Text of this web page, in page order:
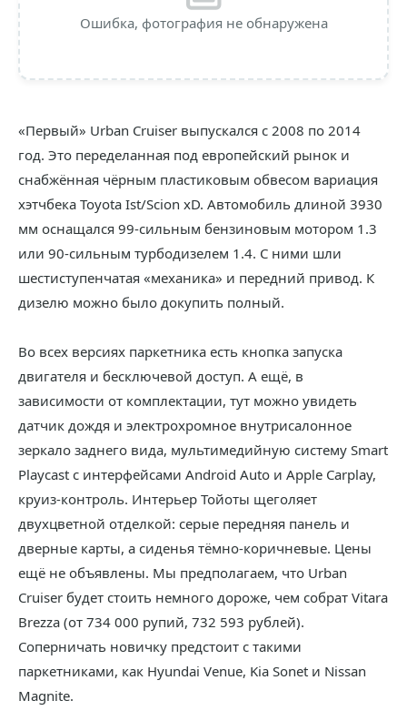
Ошибка, фотография не обнаружена
«Первый» Urban Cruiser выпускался с 2008 по 2014
год. Это переделанная под европейский рынок и
снабжённая чёрным пластиковым обвесом вариация
хэтчбека Toyota Ist/Scion xD. Автомобиль длиной 3930
мм оснащался 99-сильным бензиновым мотором 1.3
или 90-сильным турбодизелем 1.4. С ними шли
шестиступенчатая «механика» и передний привод. К
дизелю можно было докупить полный.
Во всех версиях паркетника есть кнопка запуска
двигателя и бесключевой доступ. А ещё, в
зависимости от комплектации, тут можно увидеть
датчик дождя и электрохромное внутрисалонное
зеркало заднего вида, мультимедийную систему Smart
Playcast с интерфейсами Android Auto и Apple Carplay,
круиз-контроль. Интерьер Тойоты щеголяет
двухцветной отделкой: серые передняя панель и
дверные карты, а сиденья тёмно-коричневые. Цены
ещё не объявлены. Мы предполагаем, что Urban
Cruiser будет стоить немного дороже, чем собрат Vitara
Brezza (от 734 000 рупий, 732 593 рублей).
Соперничать новичку предстоит с такими
паркетниками, как Hyundai Venue, Kia Sonet и Nissan
Magnite.